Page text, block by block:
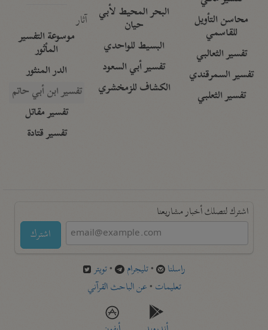
محاسن التأويل
للقاسمي
تفسير الثعالبي
تفسير السمرقندي
تفسير الثعلبي
البحر المحيط لأبي
حيان
البسيط للواحدي
تفسير أبي السعود
الكشاف للزمخشري
آثار
موسوعة التفسير
المأثور
الدر المنثور
تفسير ابن أبي حاتم
تفسير مقاتل
تفسير قتادة
اشترك لتصلك أخبار مشاريعنا
اشترك
راسلنا •تليجرام •تويتر
تعليمات •عن الباحث القرآني